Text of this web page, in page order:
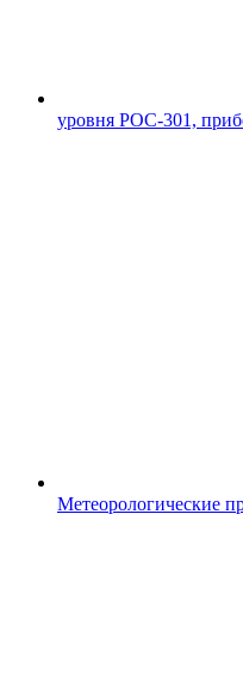
уровня РОС-301,
Метеорологические